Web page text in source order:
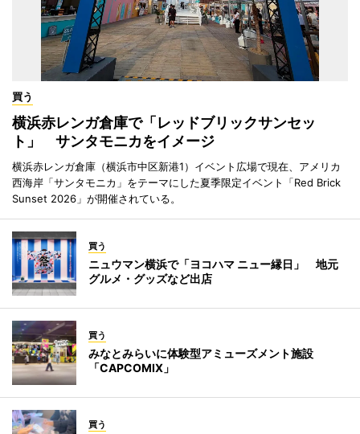
買う
横浜赤レンガ倉庫で「レッドブリックサンセッ
ト」 サンタモニカをイメージ
横浜赤レンガ倉庫（横浜市中区新港1）イベント広場で現在、アメリカ
西海岸「サンタモニカ」をテーマにした夏季限定イベント「Red Brick
Sunset 2026」が開催されている。
買う
ニュウマン横浜で「ヨコハマ ニュー縁日」 地元
グルメ・グッズなど出店
買う
みなとみらいに体験型アミューズメント施設
「CAPCOMIX」
買う